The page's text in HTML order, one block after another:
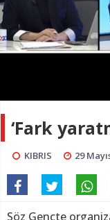
‘Fark
KIBRIS 29
Söz Gençte